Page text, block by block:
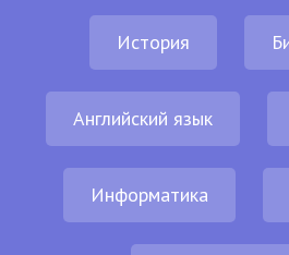
История
Английский язык
Информатика